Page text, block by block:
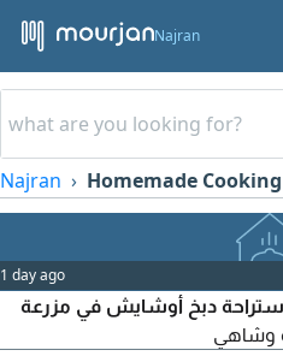
Najran
Najran Homemade Cooking
1 day ago
دبخ أوشايش في مزرعة
وشاهي